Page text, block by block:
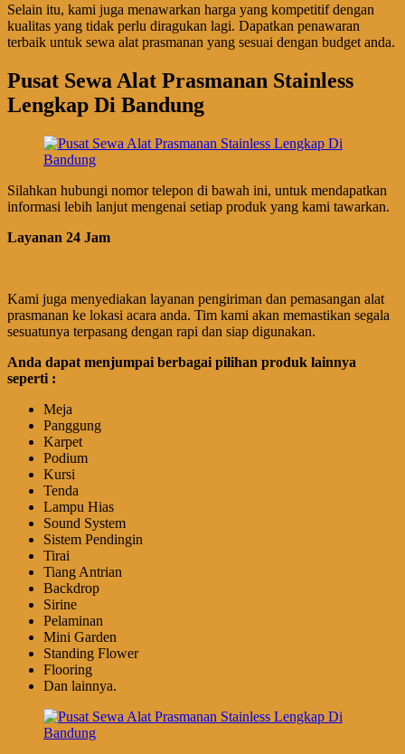
Selain itu, kami juga menawarkan harga yang kompetitif dengan
kualitas yang tidak perlu diragukan lagi. Dapatkan penawaran
terbaik untuk sewa alat prasmanan yang sesuai dengan budget anda.
Pusat Sewa Alat Prasmanan Stainless
Lengkap Di Bandung
Silahkan hubungi nomor telepon di bawah ini, untuk mendapatkan
informasi lebih lanjut mengenai setiap produk yang kami tawarkan.
Layanan 24 Jam
Kami juga menyediakan layanan pengiriman dan pemasangan alat
prasmanan ke lokasi acara anda. Tim kami akan memastikan segala
sesuatunya terpasang dengan rapi dan siap digunakan.
Anda dapat menjumpai berbagai pilihan produk lainnya
seperti :
Meja
Panggung
Karpet
Podium
Kursi
Tenda
Lampu Hias
Sound System
Sistem Pendingin
Tirai
Tiang Antrian
Backdrop
Sirine
Pelaminan
Mini Garden
Standing Flower
Flooring
Dan lainnya.